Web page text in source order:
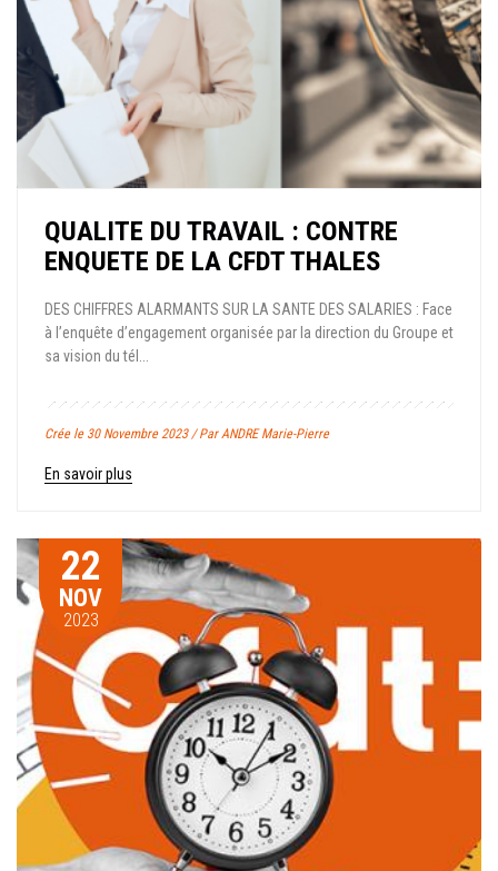
QUALITE DU TRAVAIL : CONTRE
ENQUETE DE LA CFDT THALES
DES CHIFFRES ALARMANTS SUR LA SANTE DES SALARIES : Face
à l’enquête d’engagement organisée par la direction du Groupe et
sa vision du tél...
Crée le 30 Novembre 2023 / Par ANDRE Marie-Pierre
En savoir plus
22
NOV
2023